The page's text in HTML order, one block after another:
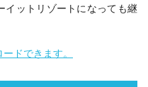
イットリゾートになっても継
ドできます。